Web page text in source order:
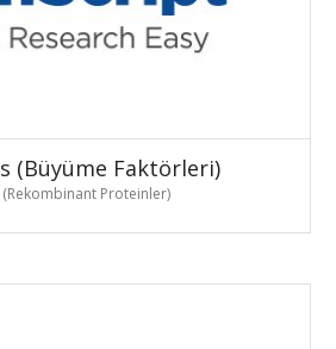
(Büyüme Faktörleri)
Proteinler)